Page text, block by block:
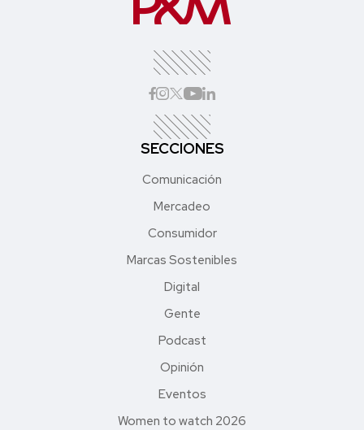
SECCIONES
Comunicación
Mercadeo
Consumidor
Marcas Sostenibles
Digital
Gente
Podcast
Opinión
Eventos
Women to watch 2026